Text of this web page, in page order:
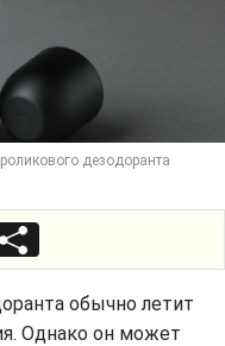
дезодоранта
обычно летит
Однако он может